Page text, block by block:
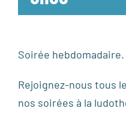
Soirée hebdomadaire.
Rejoignez-nous tous
nos soirées à la